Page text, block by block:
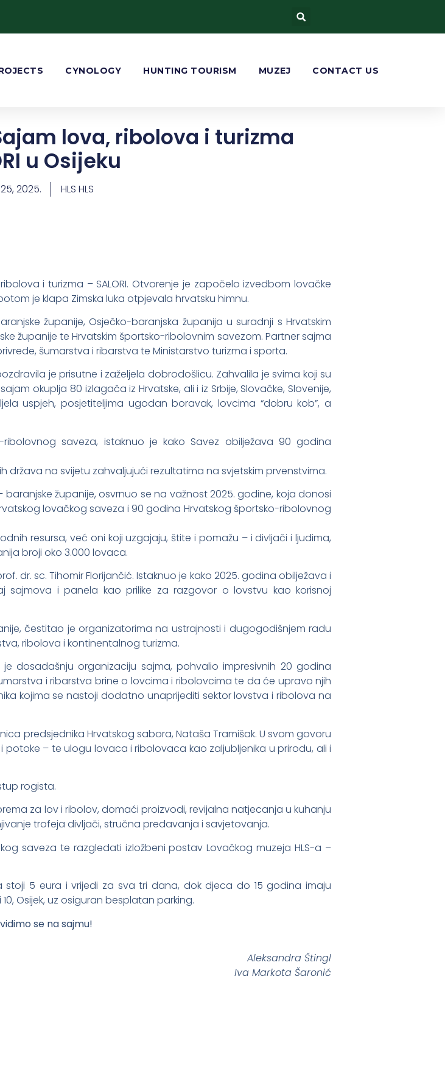
CYNOLOGY HUNTING TOURISM MUZEJ CONTACT US
lova, ribolova i turizma
u Osijeku
2025. HLS HLS
i turizma – SALORI. Otvorenje je započelo izvedbom lovačke
je klapa Zimska luka otpjevala hrvatsku himnu.
županije, Osječko-baranjska županija u suradnji s Hrvatskim
županije te Hrvatskim športsko-ribolovnim savezom. Partner sajma
šumarstva i ribarstva te Ministarstvo turizma i sporta.
je prisutne i zaželjela dobrodošlicu. Zahvalila je svima koji su
okuplja 80 izlagača iz Hrvatske, ali i iz Srbije, Slovačke, Slovenije,
uspjeh, posjetiteljima ugodan boravak, lovcima “dobru kob”, a
ribolovnog saveza, istaknuo je kako Savez obilježava 90 godina
država na svijetu zahvaljujući rezultatima na svjetskim prvenstvima.
županije, osvrnuo se na važnost 2025. godine, koja donosi
lovačkog saveza i 90 godina Hrvatskog športsko-ribolovnog
resursa, već oni koji uzgajaju, štite i pomažu – i divljači i ljudima,
broji oko 3.000 lovaca.
dr. sc. Tihomir Florijančić. Istaknuo je kako 2025. godina obilježava i
sajmova i panela kao prilike za razgovor o lovstvu kao korisnoj
čestitao je organizatorima na ustrajnosti i dugogodišnjem radu
ribolova i kontinentalnog turizma.
dosadašnju organizaciju sajma, pohvalio impresivnih 20 godina
i ribarstva brine o lovcima i ribolovcima te da će upravo njih
kojima se nastoji dodatno unaprijediti sektor lovstva i ribolova na
predsjednika Hrvatskog sabora, Nataša Tramišak. U svom govoru
– te ulogu lovaca i ribolovaca kao zaljubljenika u prirodu, ali i
rogista.
za lov i ribolov, domaći proizvodi, revijalna natjecanja u kuhanju
trofeja divljači, stručna predavanja i savjetovanja.
saveza te razgledati izložbeni postav Lovačkog muzeja HLS-a –
stoji 5 eura i vrijedi za sva tri dana, dok djeca do 15 godina imaju
Osijek, uz osiguran besplatan parking.
se na sajmu!
Aleksandra Štingl
Iva Markota Šaronić